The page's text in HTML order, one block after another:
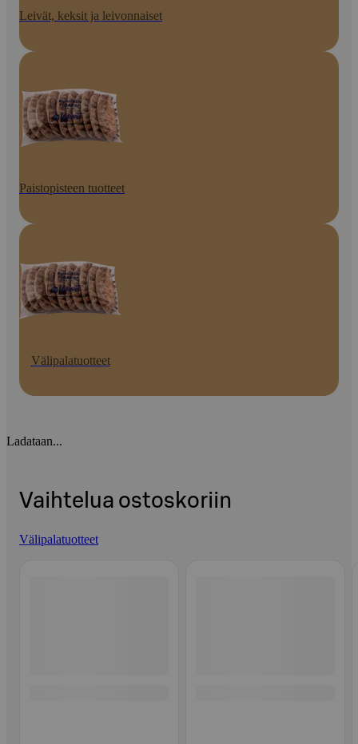
Leivät, keksit ja leivonnaiset
Paistopisteen tuotteet
Välipalatuotteet
Ladataan...
Vaihtelua ostoskoriin
Välipalatuotteet